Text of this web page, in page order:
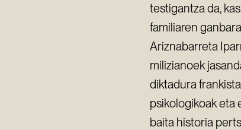
testigantza da,
familiaren
Ariznabarreta
milizianoek
diktadura
psikologikoak eta
baita historia